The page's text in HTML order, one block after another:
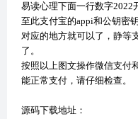
易读心理下面一行数字2022
至此支付宝的appi和公钥密
对应的地方就可以了，静等
了。
按照以上图文操作微信支付
能正常支付，请仔细检查。
源码下载地址：